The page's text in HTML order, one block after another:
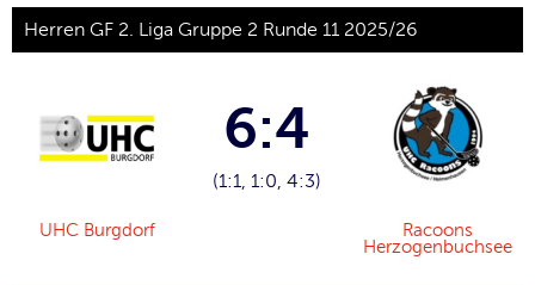
Herren GF 2. Liga Gruppe 2 Runde 11 2025/26
UHC Burgdorf
6:4
(1:1, 1:0, 4:3)
Racoons
Herzogenbuchsee